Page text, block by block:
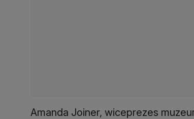
Amanda Joiner, wiceprezes